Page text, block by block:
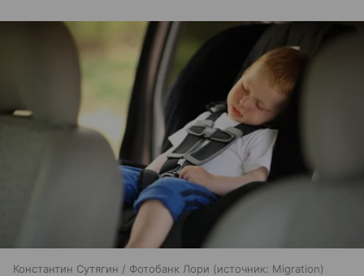
Константин Сутягин / Фотобанк Лори источник: Migration